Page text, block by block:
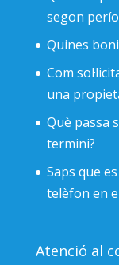
segon
Quines
Com
una
Què passa
termini?
Saps que
telèfon en
Atenció al